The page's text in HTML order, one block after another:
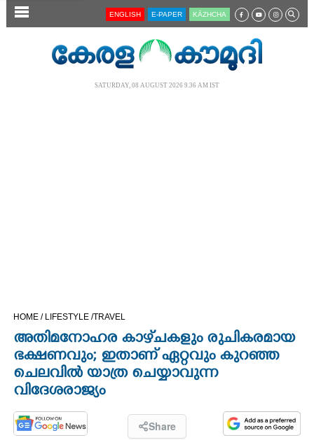
SECTIONS
OPINION
ENGLISH E-PAPER KĀZHCHA
SATURDAY, 08 AUGUST 2026 9.36 AM IST
HOME / LIFESTYLE /TRAVEL
അതിമനോഹര കാഴ്‌ചകളും രുചികരമായ
ഭക്ഷണവും; ഇതാണ് ഏറ്റവും കുറഞ്ഞ
ചെലവിൽ യാത്ര ചെയ്യാവുന്ന
വിദേശരാജ്യം
Share